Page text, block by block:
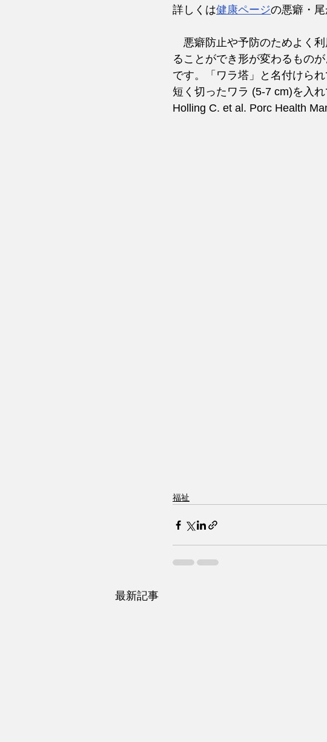
詳しくは健康ページの悪癖・尾
悪癖防止や予防のためよく
ることができ形が変わるもの
です。「 ワラ塔」と名付けら
短く切ったワラ (5-7 cm)を入
Holling C. et al. Porc Health
福祉
最新記事